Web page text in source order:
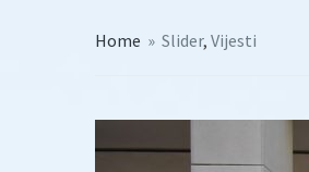
Home » Slider, Vijesti